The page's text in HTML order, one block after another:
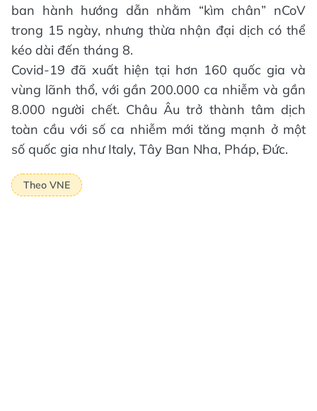
ban hành hướng dẫn nhằm “kìm chân” nCoV
trong 15 ngày, nhưng thừa nhận đại dịch có thể
kéo dài đến tháng 8.
Covid-19 đã xuất hiện tại hơn 160 quốc gia và
vùng lãnh thổ, với gần 200.000 ca nhiễm và gần
8.000 người chết. Châu Âu trở thành tâm dịch
toàn cầu với số ca nhiễm mới tăng mạnh ở một
số quốc gia như Italy, Tây Ban Nha, Pháp, Đức.
Theo VNE